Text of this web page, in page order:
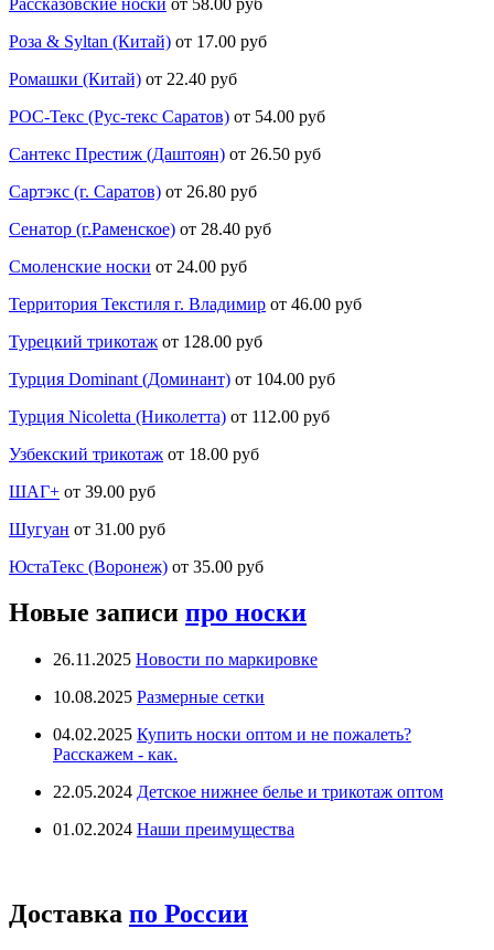
Роза & Syltan (Китай) от 17.00 руб
Ромашки (Китай) от 22.40 руб
РОС-Текс (Рус-текс Саратов) от 54.00 руб
Сантекс Престиж (Даштоян) от 26.50 руб
Сартэкс (г. Саратов) от 26.80 руб
Сенатор (г.Раменское) от 28.40 руб
Смоленские носки от 24.00 руб
Территория Текстиля г. Владимир от 46.00 руб
Турецкий трикотаж от 128.00 руб
Турция Dominant (Доминант) от 104.00 руб
Турция Nicoletta (Николетта) от 112.00 руб
Узбекский трикотаж от 18.00 руб
ШАГ+ от 39.00 руб
Шугуан от 31.00 руб
ЮстаТекс (Воронеж) от 35.00 руб
Новые записи про носки
26.11.2025 Новости по маркировке
10.08.2025 Размерные сетки
04.02.2025 Купить носки оптом и не пожалеть?
Расскажем - как.
22.05.2024 Детское нижнее белье и трикотаж оптом
01.02.2024 Наши преимущества
Доставка по России